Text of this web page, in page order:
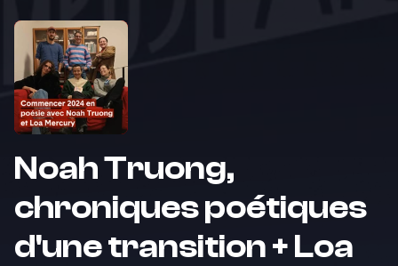
Noah Truong,
chroniques poétiques
d'une transition + Loa